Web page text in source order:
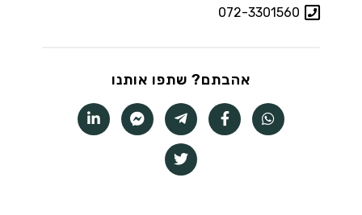
072-3301560
אהבתם? שתפו אותנו